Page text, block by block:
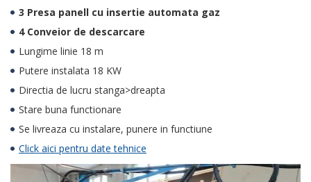
3 Presa panell cu insertie automata gaz
4 Conveior de descarcare
Lungime linie 18 m
Putere instalata 18 KW
Directia de lucru stanga>dreapta
Stare buna functionare
Se livreaza cu instalare, punere in functiune
Click aici pentru date tehnice